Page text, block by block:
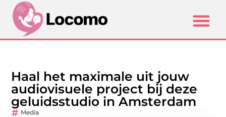
Haal het maximale uit jouw
audiovisuele project bij deze
geluidsstudio in Amsterdam
Media